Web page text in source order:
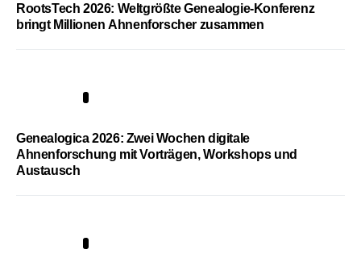
RootsTech 2026: Weltgrößte Genealogie-Konferenz
bringt Millionen Ahnenforscher zusammen
Genealogica 2026: Zwei Wochen digitale
Ahnenforschung mit Vorträgen, Workshops und
Austausch